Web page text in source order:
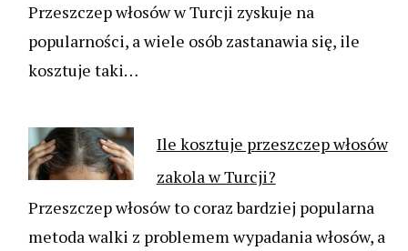
Przeszczep włosów w Turcji zyskuje na
popularności, a wiele osób zastanawia się, ile
kosztuje taki…
Ile kosztuje przeszczep włosów
zakola w Turcji?
Przeszczep włosów to coraz bardziej popularna
metoda walki z problemem wypadania włosów, a